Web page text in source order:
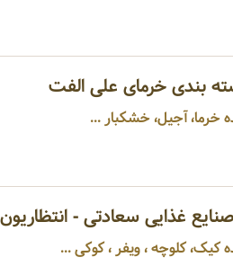
بندی خرمای علی الفت
خرما، آجیل، خشکبار ...
غذایی سعادتی - انتظاریون
کیک، کلوچه ، ویفر ، کوکی ...